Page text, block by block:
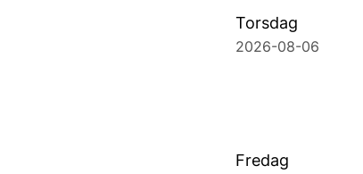
Torsdag
2026-08-06
Fredag